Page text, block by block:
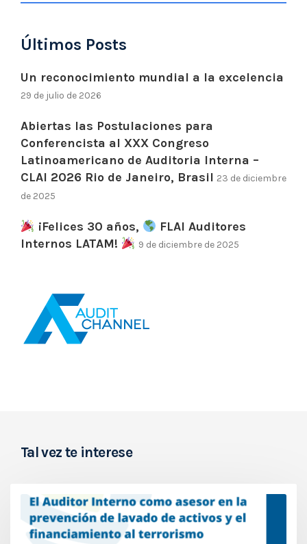
Últimos Posts
Un reconocimiento mundial a la excelencia
29 de julio de 2026
Abiertas las Postulaciones para
Conferencista al XXX Congreso
Latinoamericano de Auditoria Interna –
CLAI 2026 Rio de Janeiro, Brasil 23 de diciembre
de 2025
¡Felices 30 años,
FLAI Auditores
Internos LATAM!
9 de diciembre de 2025
Tal vez te interese